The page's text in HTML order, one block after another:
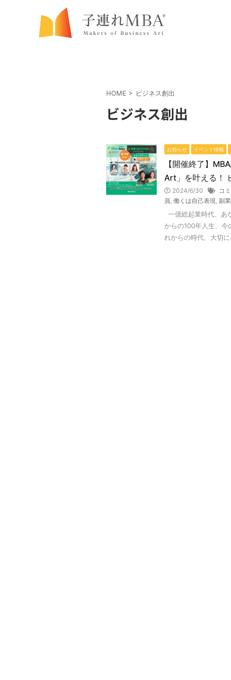
HOME > ビジネス創出
ビジネス創出
お知らせ イベント情報
【開催終了】
Art」を叶える！
2024/6/30 コ
員, 働くは自己表現, 副業
一億総起業時代、あ
からの100年人生、今
れからの時代、大切